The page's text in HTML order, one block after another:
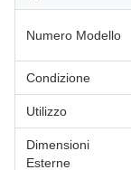
Numero Modello
Condizione
Utilizzo
Dimensioni
Esterne